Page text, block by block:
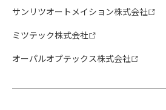
サンリツオートメイション株式会社
ミツテック株式会社
オーパルオプテックス株式会社